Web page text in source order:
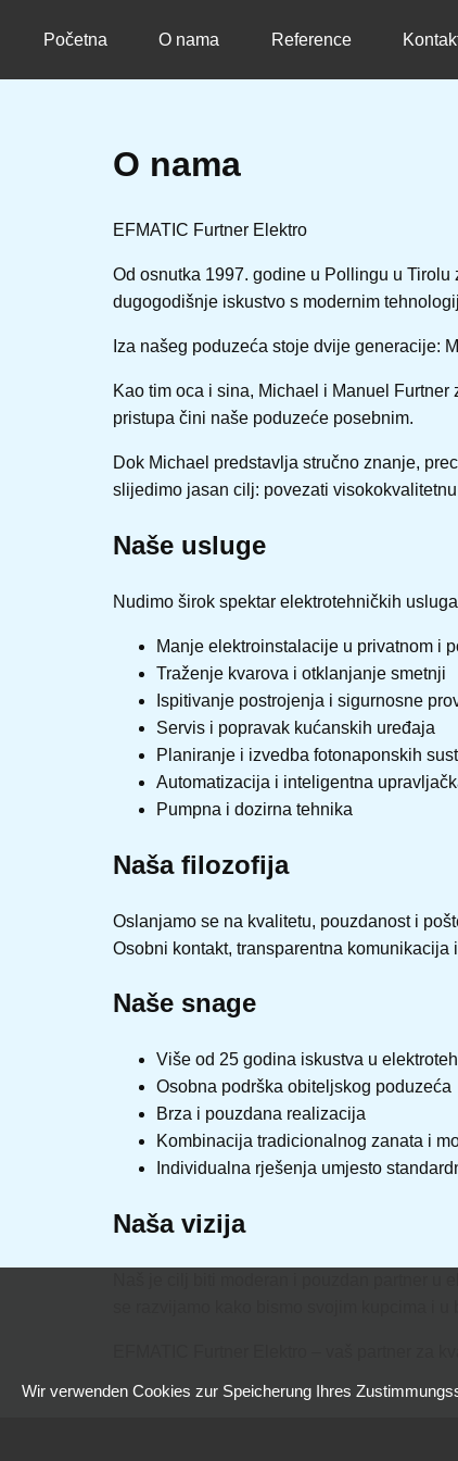
Početna O nama Reference
O nama
EFMATIC Furtner Elektro
Od osnutka 1997. godine u Pollingu u
dugogodišnje iskustvo s modernim
Iza našeg poduzeća stoje dvije generacije:
Kao tim oca i sina, Michael i Manuel
pristupa čini naše poduzeće posebnim.
Dok Michael predstavlja stručno znanje,
slijedimo jasan cilj: povezati
Naše usluge
Nudimo širok spektar elektrotehničkih
Manje elektroinstalacije u privatnom i
Traženje kvarova i otklanjanje smetnji
Ispitivanje postrojenja i sigurnosne
Servis i popravak kućanskih uređaja
Planiranje i izvedba fotonaponskih
Automatizacija i inteligentna
Pumpna i dozirna tehnika
Naša filozofija
Oslanjamo se na kvalitetu, pouzdanost i
Osobni kontakt, transparentna komunikacija
Naše snage
Više od 25 godina iskustva u
Osobna podrška obiteljskog poduzeća
Brza i pouzdana realizacija
Kombinacija tradicionalnog zanata i
Individualna rješenja umjesto
Naša vizija
Wir verwenden Cookies zur Speicherung Ihres